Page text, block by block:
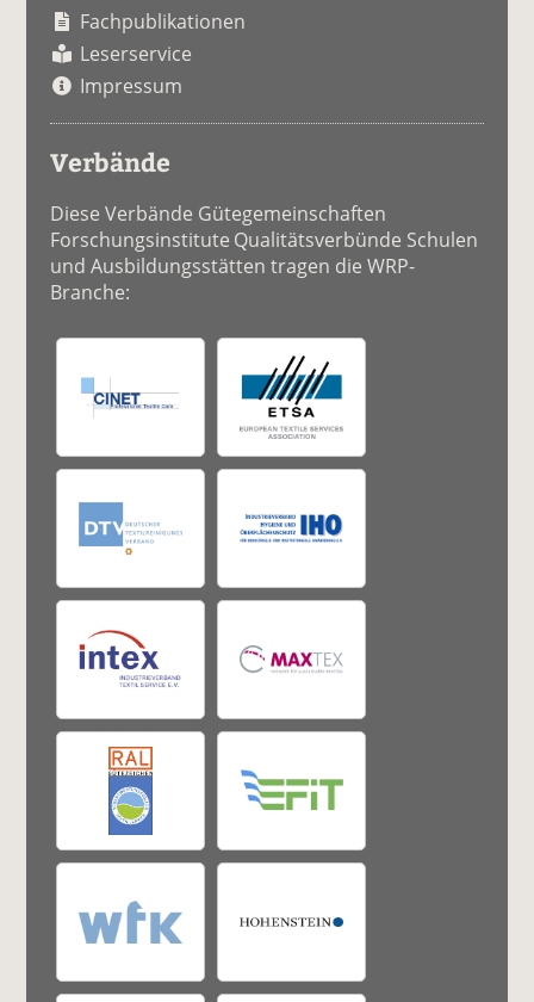
Fachpublikationen
Leserservice
Impressum
Verbände
Diese Verbände Gütegemeinschaften
Forschungsinstitute Qualitätsverbünde Schulen
und Ausbildungsstätten tragen die WRP-
Branche: